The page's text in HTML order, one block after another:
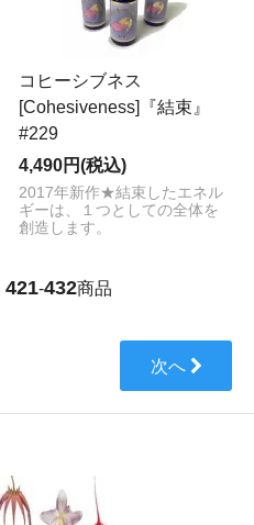
コヒーシブネス
[Cohesiveness]『結束』
#229
4,490円(税込)
2017年新作★結束したエネル
ギーは、１つとしての全体を
創造します。
421-432商品
次へ